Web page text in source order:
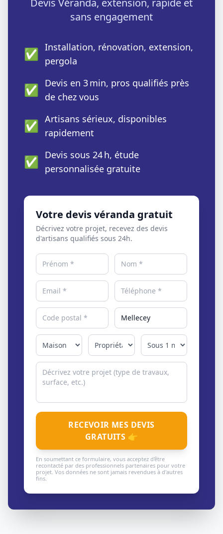
Devis Véranda, extension, rapide et
sans engagement
✅ Installation, rénovation, extension,
pergola
✅ Devis en 3 min, pros qualifiés près
de chez vous
✅ Artisans sérieux, disponibles
rapidement
✅ Devis sous 24 h, étude
personnalisée gratuite
Votre devis véranda gratuit
Décrivez votre projet, recevez des devis
d'artisans qualifiés sous 24h.
RECEVOIR MES DEVIS
GRATUITS 👉
En soumettant ce formulaire, vous acceptez d'être
recontacté par des professionnels partenaires pour votre
projet. Vos données ne sont jamais revendues à d'autres
fins.